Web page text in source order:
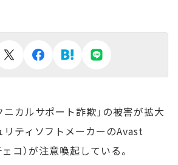
カルサポート詐欺」の被害が拡大
リティソフトメーカーのAvast
コ）が注意喚起している。